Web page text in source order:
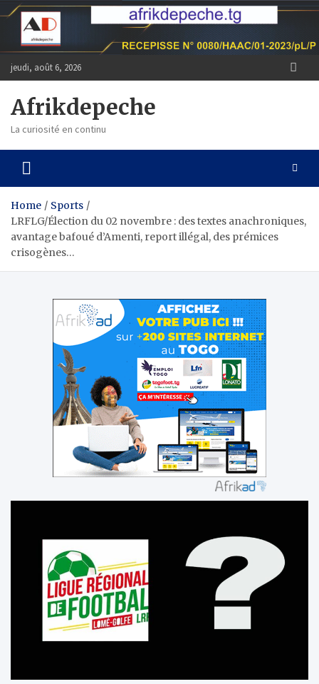
Skip
content
jeudi, août 6, 2026
Afrikdepeche
La curiosité en continu
Home
Sports
LRFLG/Élection du 02 novembre : des textes anachroniques,
avantage bafoué d’Amenti, report illégal, des prémices
crisogènes…